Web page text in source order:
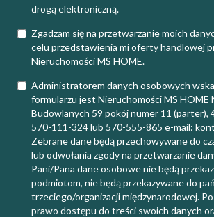
drogą elektroniczną.
Zgadzam się na przetwarzanie moich
celu przedstawienia mi oferty handlowej
Nieruchomości MS HOME.
Administratorem danych osobowych
formularzu jest Nieruchomości MS HOME
Budowlanych 59 pokój numer 11 (parter),
570-111-324 lub 570-555-865 e-mail:
Zebrane dane będą przechowywane do
lub odwołania zgody na przetwarzanie
Pani/Pana dane osobowe nie będą
podmiotom, nie będą przekazywane do
trzeciego/organizacji międzynarodowej.
prawo dostępu do treści swoich danych